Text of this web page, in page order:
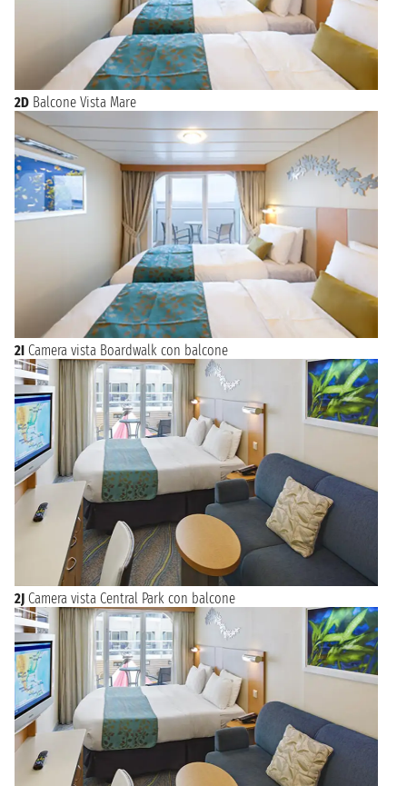
2D Balcone Vista Mare
2I Camera vista Boardwalk con balcone
2J Camera vista Central Park con balcone